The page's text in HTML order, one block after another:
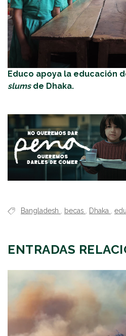
Educo apoya la educación
slumsde Dhaka.
Bangladesh becas Dhaka
ENTRADAS